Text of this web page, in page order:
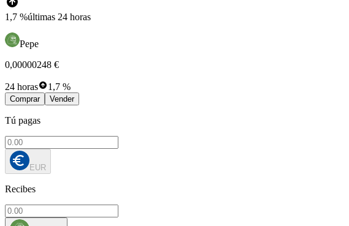
1,7 %últimas 24 horas
Pepe
0,00000248 €
24 horas 1,7 %
Comprar Vender
Tú pagas
EUR
Recibes